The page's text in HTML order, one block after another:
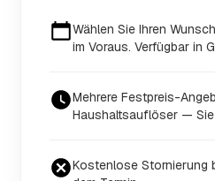
Wählen Sie Ihren
im Voraus. Verfügbar in
Mehrere Festpreis-
Haushaltsauflöser — Sie
Kostenlose Stornierung